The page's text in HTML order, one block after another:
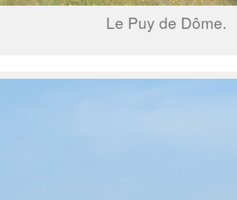
Le Puy de Dôme.